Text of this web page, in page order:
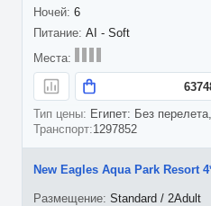
6
AI - Soft
Египет: Без
1297852
New Eagles Aqua Park Resort
Standard / 2Adult